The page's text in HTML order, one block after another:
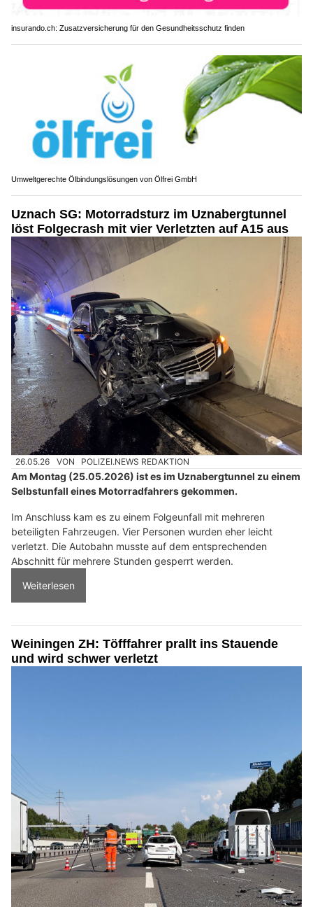
insurando.ch: Zusatzversicherung für den Gesundheitsschutz finden
Umweltgerechte Ölbindungslösungen von Ölfrei GmbH
Uznach SG: Motorradsturz im Uznabergtunnel
löst Folgecrash mit vier Verletzten auf A15 aus
26.05.26 VON POLIZEI.NEWS REDAKTION
Am Montag (25.05.2026) ist es im Uznabergtunnel zu einem
Selbstunfall eines Motorradfahrers gekommen.
Im Anschluss kam es zu einem Folgeunfall mit mehreren
beteiligten Fahrzeugen. Vier Personen wurden eher leicht
verletzt. Die Autobahn musste auf dem entsprechenden
Abschnitt für mehrere Stunden gesperrt werden.
Weiterlesen
Weiningen ZH: Töfffahrer prallt ins Stauende
und wird schwer verletzt